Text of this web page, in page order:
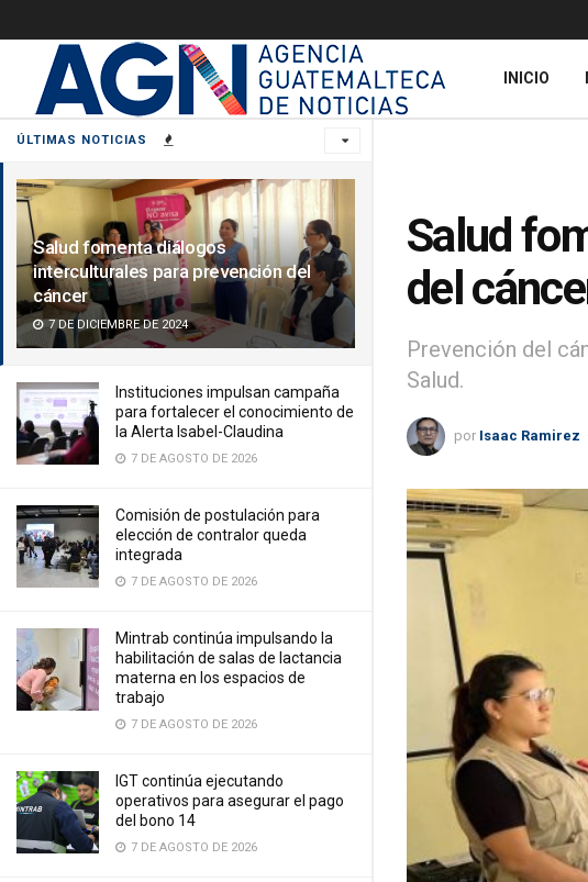
ÚLTIMAS NOTICIAS
Salud fomenta diálogos
interculturales para prevención del
cáncer
7 DE DICIEMBRE DE 2024
Instituciones impulsan campaña
para fortalecer el conocimiento de
la Alerta Isabel-Claudina
7 DE AGOSTO DE 2026
Comisión de postulación para
elección de contralor queda
integrada
7 DE AGOSTO DE 2026
Mintrab continúa impulsando la
habilitación de salas de lactancia
materna en los espacios de
trabajo
7 DE AGOSTO DE 2026
IGT continúa ejecutando
operativos para asegurar el pago
del bono 14
7 DE AGOSTO DE 2026
INICIO
Salud
del
Prevención del
Salud.
por Isaac Ramirez